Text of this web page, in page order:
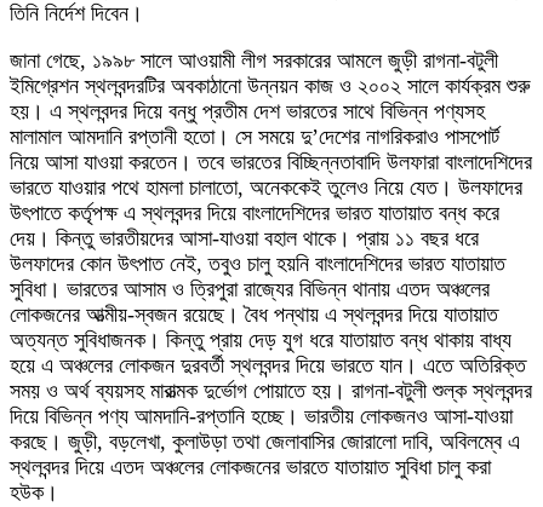
তিনি নির্দেশ দিবেন।
জানা গেছে, ১৯৯৮ সালে আওয়ামী লীগ সরকারের আমলে জুড়ী রাগনা-বটুলী
ইমিগ্রেশন স্থলবন্দরটির অবকাঠানো উন্নয়ন কাজ ও ২০০২ সালে কার্যক্রম শুরু
হয়। এ স্থলবন্দর দিয়ে বন্ধু প্রতীম দেশ ভারতের সাথে বিভিন্ন পণ্যসহ
মালামাল আমদানি রপ্তানী হতো। সে সময়ে দু’দেশের নাগরিকরাও পাসপোর্ট
নিয়ে আসা যাওয়া করতেন। তবে ভারতের বিচ্ছিন্নতাবাদি উলফারা বাংলাদেশিদের
ভারতে যাওয়ার পথে হামলা চালাতো, অনেককেই তুলেও নিয়ে যেত। উলফাদের
উৎপাতে কর্তৃপক্ষ এ স্থলবন্দর দিয়ে বাংলাদেশিদের ভারত যাতায়াত বন্ধ করে
দেয়। কিন্তু ভারতীয়দের আসা-যাওয়া বহাল থাকে। প্রায় ১১ বছর ধরে
উলফাদের কোন উৎপাত নেই, তবুও চালু হয়নি বাংলাদেশিদের ভারত যাতায়াত
সুবিধা। ভারতের আসাম ও ত্রিপুরা রাজ্যের বিভিন্ন থানায় এতদ অঞ্চলের
লোকজনের আত্মীয়-স্বজন রয়েছে। বৈধ পন্থায় এ স্থলবন্দর দিয়ে যাতায়াত
অত্যন্ত সুবিধাজনক। কিন্তু প্রায় দেড় যুগ ধরে যাতায়াত বন্ধ থাকায় বাধ্য
হয়ে এ অঞ্চলের লোকজন দুরবর্তী স্থলবন্দর দিয়ে ভারতে যান। এতে অতিরিক্ত
সময় ও অর্থ ব্যয়সহ মারাত্মক দুর্ভোগ পোয়াতে হয়। রাগনা-বটুলী শুল্ক স্থলবন্দর
দিয়ে বিভিন্ন পণ্য আমদানি-রপ্তানি হচ্ছে। ভারতীয় লোকজনও আসা-যাওয়া
করছে। জুড়ী, বড়লেখা, কুলাউড়া তথা জেলাবাসির জোরালো দাবি, অবিলম্বে এ
স্থলবন্দর দিয়ে এতদ অঞ্চলের লোকজনের ভারতে যাতায়াত সুবিধা চালু করা
হউক।